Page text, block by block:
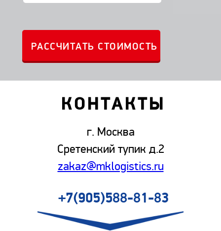
КОНТАКТЫ
г. Москва
Сретенский тупик д.2
zakaz@mklogistics.ru
+7(905)588-81-83